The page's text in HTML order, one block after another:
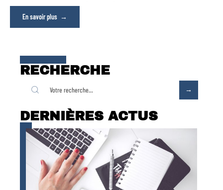
En savoir plus
RECHERCHE
DERNIÈRES ACTUS